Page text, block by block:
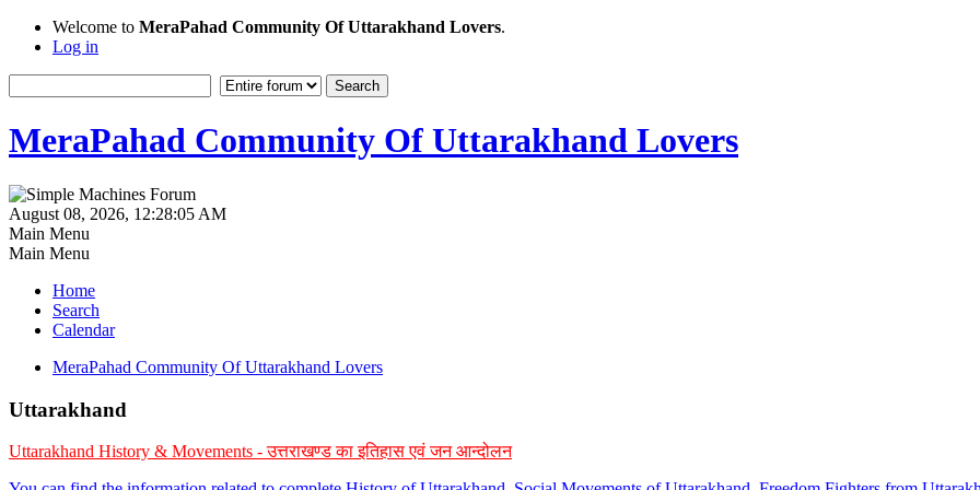
Welcome to MeraPahad Community Of Uttarakhand Lovers.
Log in
MeraPahad Community Of Uttarakhand Lovers
August 08, 2026, 12:28:05 AM
Main Menu
Main Menu
Home
Search
Calendar
MeraPahad Community Of Uttarakhand Lovers
Uttarakhand
Uttarakhand History & Movements - उत्तराखण्ड का इतिहास एवं जन आन्दोलन